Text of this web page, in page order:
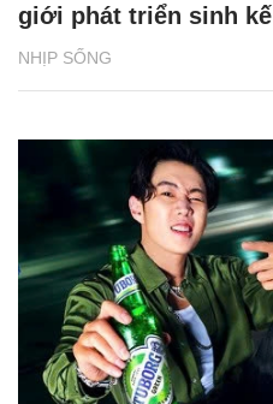
NHỊP SỐNG
giới phát triển sinh kế